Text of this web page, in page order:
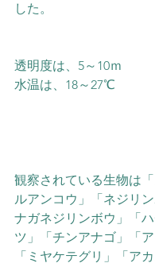
した。
透明度は、5～10ｍ
水温は、18～27℃
観察されている生物は
ルアンコウ」「ネジリ
ナガネジリンボウ」「
ツ」「チンアナゴ」「ア
「ミヤケテグリ」「ア